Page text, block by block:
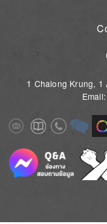
1 Chalong Krung, 1
ImageImageImageImage
Image Image